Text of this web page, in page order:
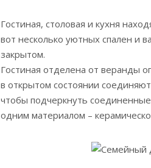
Гостиная, столовая и кухня
вот несколько уютных спален и
закрытом.
Гостиная отделена от веранды
в открытом состоянии
чтобы подчеркнуть
одним материалом –